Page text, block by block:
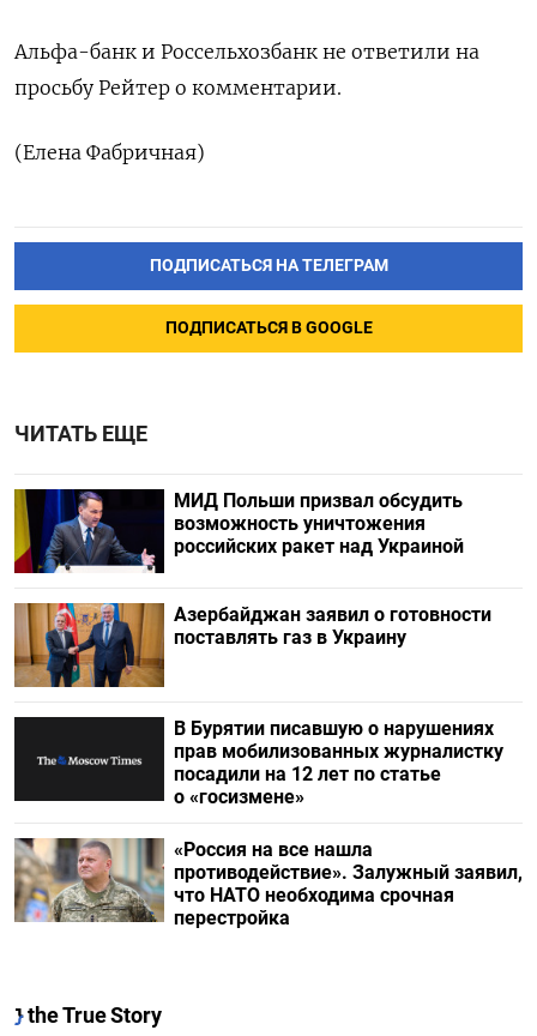
Альфа-банк и Россельхозбанк не ответили на
просьбу Рейтер о комментарии.
(Елена Фабричная)
ПОДПИСАТЬСЯ НА ТЕЛЕГРАМ
ПОДПИСАТЬСЯ В GOOGLE
ЧИТАТЬ ЕЩЕ
МИД Польши призвал обсудить
возможность уничтожения
российских ракет над Украиной
Азербайджан заявил о готовности
поставлять газ в Украину
В Бурятии писавшую о нарушениях
прав мобилизованных журналистку
посадили на 12 лет по статье
о «госизмене»
«Россия на все нашла
противодействие». Залужный заявил,
что НАТО необходима срочная
перестройка